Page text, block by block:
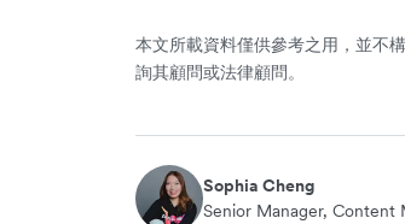
本文所載資料僅供參考之用，並不
詢其顧問或法律顧問。
Sophia Cheng
Senior Manager, Content